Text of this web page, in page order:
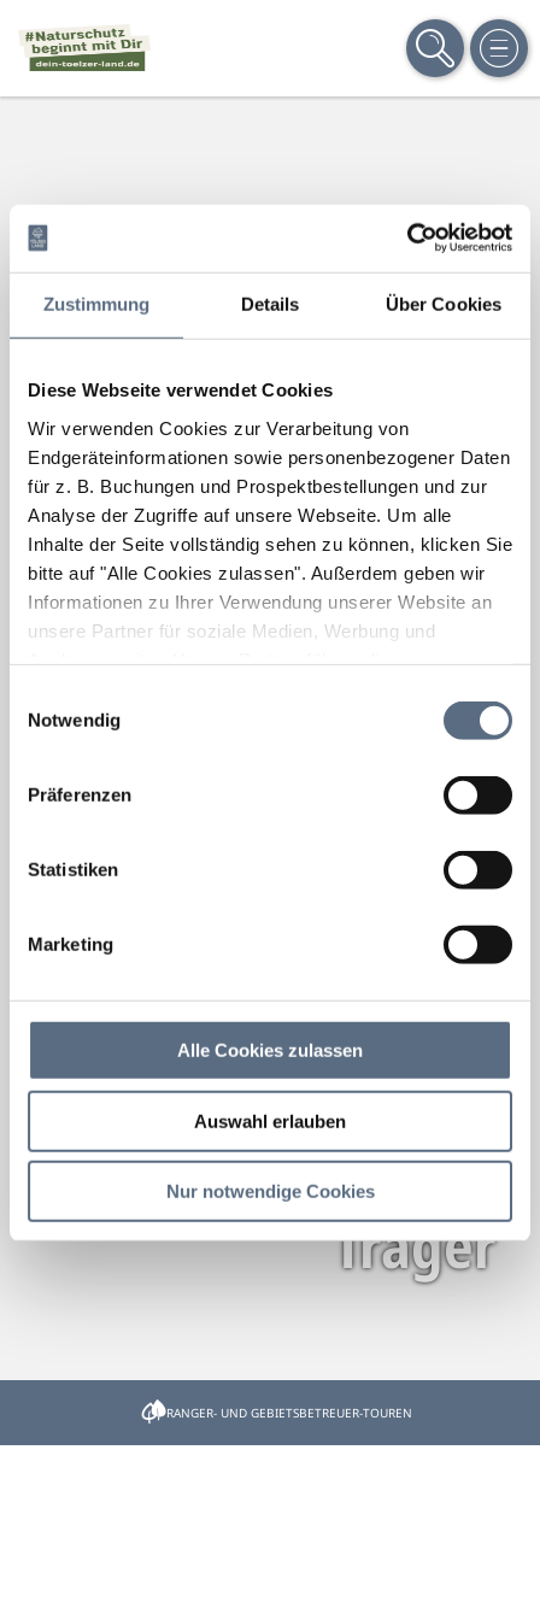
Zustimmung Details Über Cookies
Diese Webseite verwendet Cookies
Wir verwenden Cookies zur Verarbeitung von
Endgeräteinformationen sowie personenbezogener Daten
für z. B. Buchungen und Prospektbestellungen und zur
Analyse der Zugriffe auf unsere Webseite. Um alle
Inhalte der Seite vollständig sehen zu können, klicken Sie
bitte auf "Alle Cookies zulassen". Außerdem geben wir
Informationen zu Ihrer Verwendung unserer Website an
unsere Partner für soziale Medien, Werbung und
zusammen, die Sie ihnen bereitgestellt haben oder die
sie im Rahmen Ihrer Nutzung der Dienste gesammelt
Notwendig
Präferenzen
Statistiken
Marketing
Alle Cookies zulassen
Auswahl erlauben
Nur notwendige Cookies
SUCHE MENÜ
Träger
Suchobjekte
Träger
RANGER- UND GEBIETSBETREUER-TOUREN